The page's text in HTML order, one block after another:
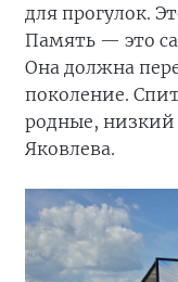
для прогулок.
Память — это
Она должна
поколение.
родные, низкий
Яковлева.